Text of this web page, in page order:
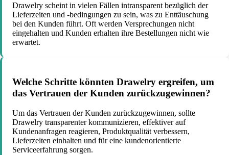
Drawelry scheint in vielen Fällen intransparent bezüglich der
Lieferzeiten und -bedingungen zu sein, was zu Enttäuschung
bei den Kunden führt. Oft werden Versprechungen nicht
eingehalten und Kunden erhalten ihre Bestellungen nicht wie
erwartet.
Welche Schritte könnten Drawelry ergreifen, um
das Vertrauen der Kunden zurückzugewinnen?
Um das Vertrauen der Kunden zurückzugewinnen, sollte
Drawelry transparenter kommunizieren, effektiver auf
Kundenanfragen reagieren, Produktqualität verbessern,
Lieferzeiten einhalten und für eine kundenorientierte
Serviceerfahrung sorgen.